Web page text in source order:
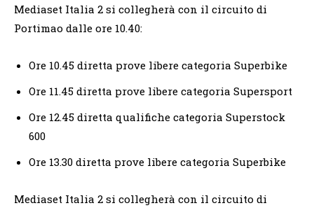
Mediaset Italia 2 si collegherà con il circuito di
Portimao dalle ore 10.40:
Ore 10.45 diretta prove libere categoria Superbike
Ore 11.45 diretta prove libere categoria Supersport
Ore 12.45 diretta qualifiche categoria Superstock
600
Ore 13.30 diretta prove libere categoria Superbike
Mediaset Italia 2 si collegherà con il circuito di